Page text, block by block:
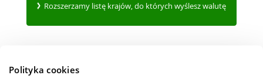
Polityka cookies
Rozszerzamy listę krajów, do których wyślesz walutę